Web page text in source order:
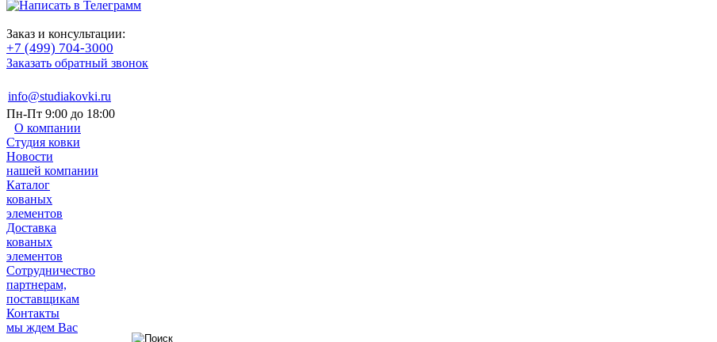
Заказ и консультации:
+7 (499) 704-3000
Заказать обратный звонок
info@studiakovki.ru
Пн-Пт 9:00 до 18:00
О компании
Студия ковки
Новости
нашей компании
Каталог
кованых
элементов
Доставка
кованых
элементов
Сотрудничество
партнерам,
поставщикам
Контакты
мы ждем Вас